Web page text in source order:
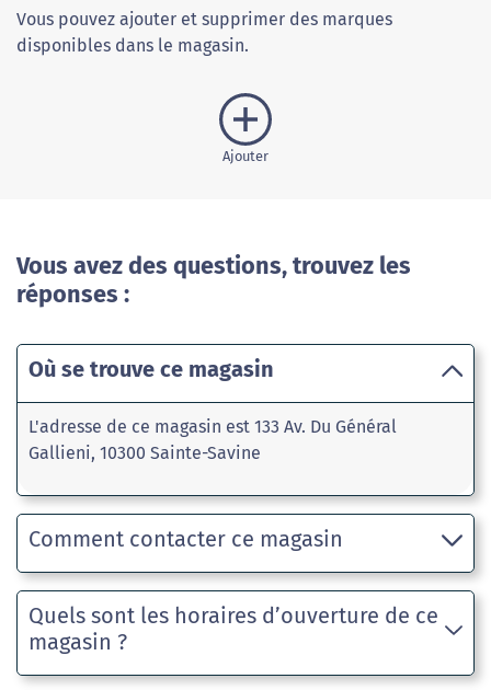
Vous pouvez ajouter et supprimer des marques
disponibles dans le magasin.
Ajouter
Vous avez des questions, trouvez les
réponses :
Où se trouve ce magasin
L'adresse de ce magasin est 133 Av. Du Général
Gallieni, 10300 Sainte-Savine
Comment contacter ce magasin
Quels sont les horaires d’ouverture de ce
magasin ?